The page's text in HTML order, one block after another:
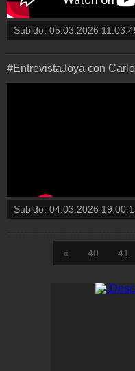
Subido: 05.03.2026
#EntrevistaJoya con
Subido: 04.03.2026
« 40 41